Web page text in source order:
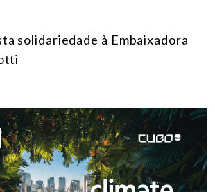
solidariedade à Embaixadora